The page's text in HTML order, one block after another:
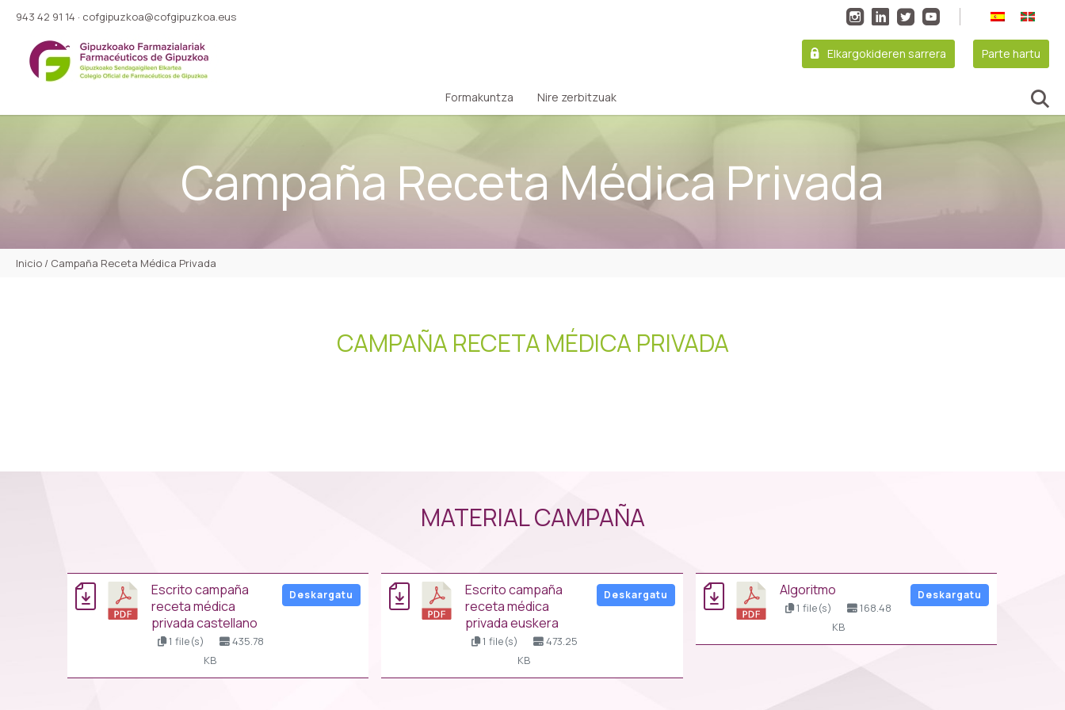
943 42 91 14 · cofgipuzkoa@cofgipuzkoa.eus
Elkargokideren sarrera Parte hartu
Formakuntza Nire zerbitzuak
Campaña Receta Médica Privada
Inicio / Campaña Receta Médica Privada
CAMPAÑA RECETA MÉDICA PRIVADA
MATERIAL CAMPAÑA
escrito campaña
receta médica
privada castellano
1 file(s)
435.78
KB
Deskargatu
escrito campaña
receta médica
privada euskera
1 file(s)
473.25
KB
Deskargatu algoritmo
1 file(s)
168.48
KB
Deskargatu